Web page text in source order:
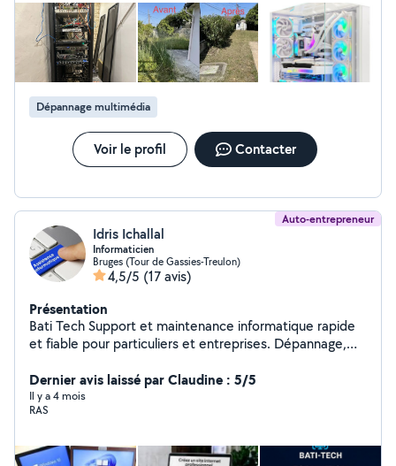
mes heures perdues.(Bricolage, jardinage, peinture)
Dépannage multimédia
Voir le profil Contacter
Auto-entrepreneur
Idris Ichallal
Informaticien
Bruges (Tour de Gassies-Treulon)
4,5/5 (17 avis)
Présentation
Bati Tech Support et maintenance informatique rapide
et fiable pour particuliers et entreprises. Dépannage,
distance. Je réponds également à vos besoins dans
plusieurs domaines : Réparation voiture : diagnostic et
réparation rapide de tout type de véhicule. Dépannage
maintenance. Évacuation de déchets et gravats :
Dernier avis laissé par Claudine : 5/5
Il y a 4 mois
RAS